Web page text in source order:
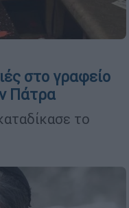
στο γραφείο
Πάτρα
το